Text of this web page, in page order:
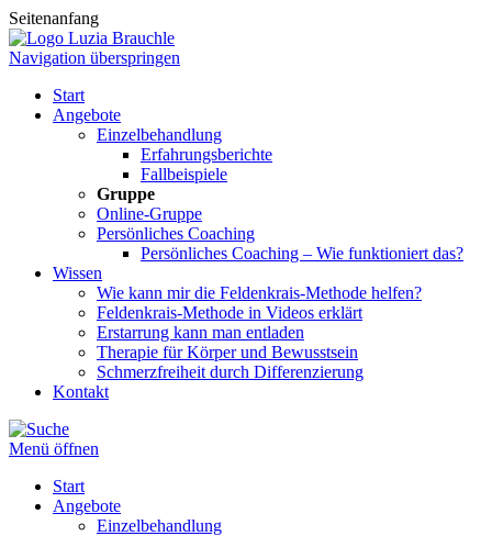
Seitenanfang
Navigation überspringen
Start
Angebote
Einzelbehandlung
Erfahrungsberichte
Fallbeispiele
Gruppe
Online-Gruppe
Persönliches Coaching
Persönliches Coaching – Wie funktioniert das?
Wissen
Wie kann mir die Feldenkrais-Methode helfen?
Feldenkrais-Methode in Videos erklärt
Erstarrung kann man entladen
Therapie für Körper und Bewusstsein
Schmerzfreiheit durch Differenzierung
Kontakt
Menü öffnen
Start
Angebote
Einzelbehandlung